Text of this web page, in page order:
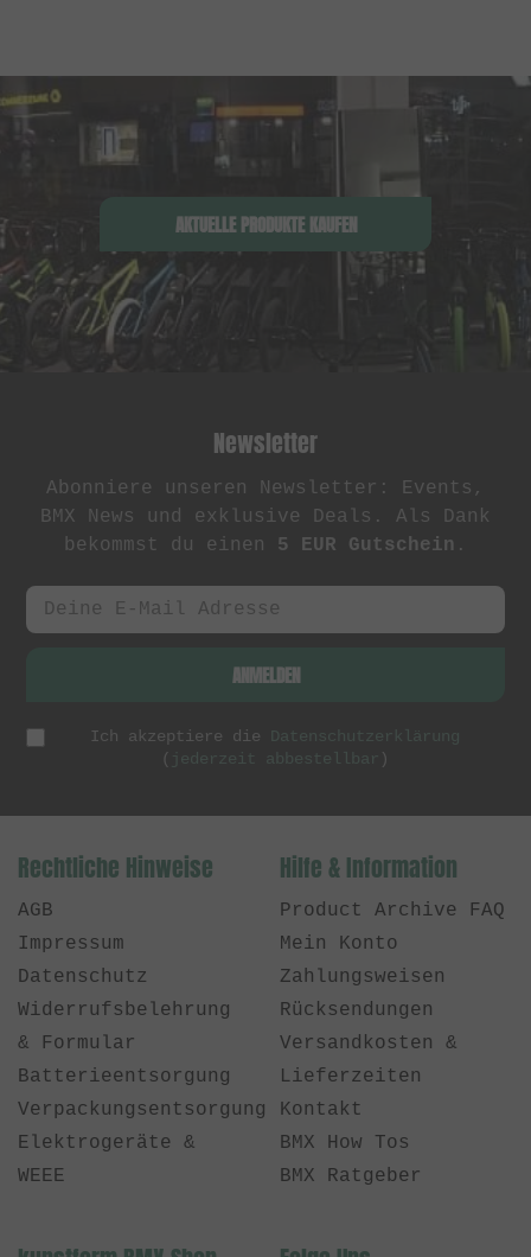
AKTUELLE PRODUKTE KAUFEN
Newsletter
Abonniere unseren Newsletter: Events,
BMX News und exklusive Deals. Als Dank
bekommst du einen 5 EUR Gutschein .
ANMELDEN
Ich akzeptiere die
Datenschutzerklärung
(
jederzeit abbestellbar )
Rechtliche Hinweise
AGB
Impressum
Datenschutz
Widerrufsbelehrung
& Formular
Batterieentsorgung
Verpackungsentsorgung
Elektrogeräte &
WEEE
Hilfe & Information
Product Archive FAQ
Mein Konto
Zahlungsweisen
Rücksendungen
Versandkosten &
Lieferzeiten
Kontakt
BMX How Tos
BMX Ratgeber